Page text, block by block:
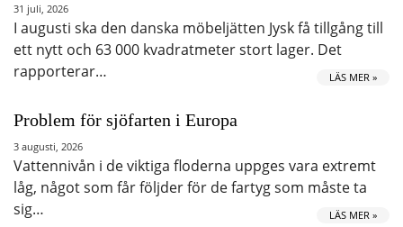
31 juli, 2026
I augusti ska den danska möbeljätten Jysk få tillgång till
ett nytt och 63 000 kvadratmeter stort lager. Det
rapporterar…
LÄS MER »
Problem för sjöfarten i Europa
3 augusti, 2026
Vattennivån i de viktiga floderna uppges vara extremt
låg, något som får följder för de fartyg som måste ta
sig…
LÄS MER »